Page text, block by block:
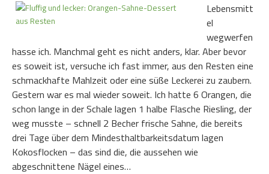
Lebensmitt
el
wegwerfen
hasse ich. Manchmal geht es nicht anders, klar. Aber bevor
es soweit ist, versuche ich fast immer, aus den Resten eine
schmackhafte Mahlzeit oder eine süße Leckerei zu zaubern.
Gestern war es mal wieder soweit. Ich hatte 6 Orangen, die
schon lange in der Schale lagen 1 halbe Flasche Riesling, der
weg musste – schnell 2 Becher frische Sahne, die bereits
drei Tage über dem Mindesthaltbarkeitsdatum lagen
Kokosflocken – das sind die, die aussehen wie
abgeschnittene Nägel eines…